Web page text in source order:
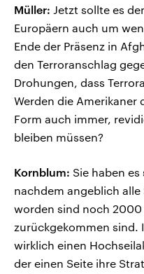
Müller: Jetzt sollte es
Europäern auch um
Ende der Präsenz in
den Terroranschlag
Drohungen, dass
Werden die Amerikaner
Form auch immer,
bleiben müssen?
Kornblum: Sie haben
nachdem angeblich
worden sind noch
zurückgekommen sind.
wirklich einen
der einen Seite ihre